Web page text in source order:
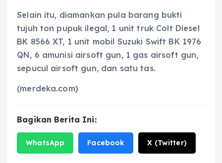
Selain itu, diamankan pula barang bukti
tujuh ton pupuk ilegal, 1 unit truk Colt Diesel
BK 8566 XT, 1 unit mobil Suzuki Swift BK 1976
QN, 6 amunisi airsoft gun, 1 gas airsoft gun,
sepucul airsoft gun, dan satu tas.
(merdeka.com)
Bagikan Berita Ini:
WhatsApp Facebook X (Twitter)